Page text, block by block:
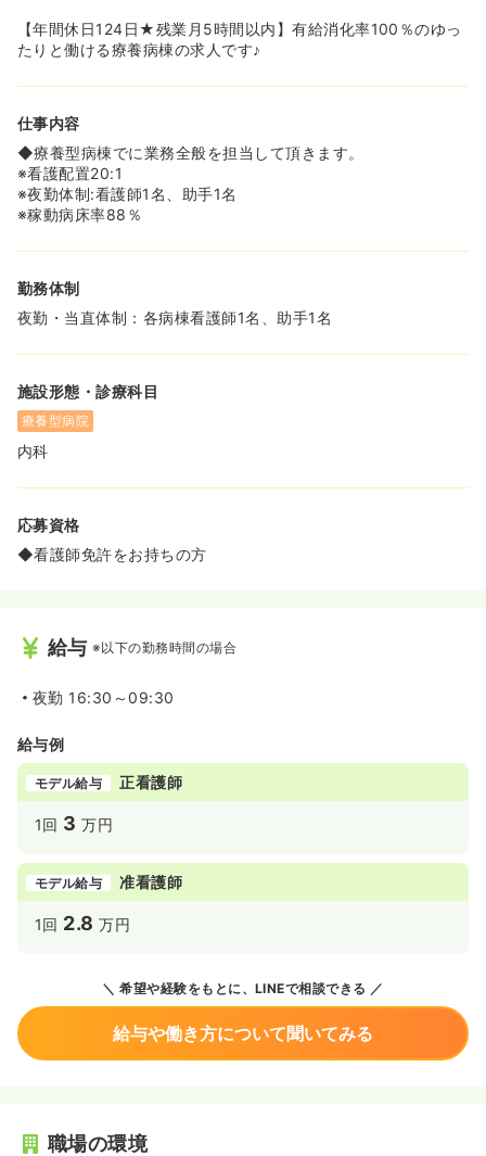
【年間休日124日★残業月5時間以内】有給消化率100％のゆっ
たりと働ける療養病棟の求人です♪
仕事内容
◆療養型病棟でに業務全般を担当して頂きます。
※看護配置20:1
※夜勤体制:看護師1名、助手1名
※稼動病床率88％
勤務体制
夜勤・当直体制：各病棟看護師1名、助手1名
施設形態・診療科目
療養型病院
内科
応募資格
◆看護師免許をお持ちの方
給与 ※以下の勤務時間の場合
夜勤 16:30～09:30
給与例
モデル給与 正看護師
1回 3 万円
モデル給与 准看護師
1回 2.8 万円
希望や経験をもとに、LINEで相談できる
給与や働き方について聞いてみる
職場の環境